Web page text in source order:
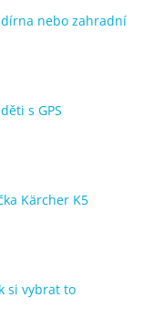
nebo zahradní
s GPS
Kärcher K5
si vybrat to